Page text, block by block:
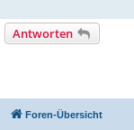
Antworten
Foren-Übersicht